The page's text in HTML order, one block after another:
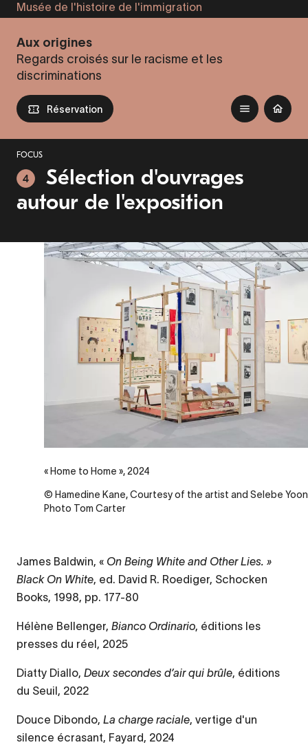
Aller
contenu
principal
Musée de l'histoire de l'immigration
Aux origines
Regards croisés sur le racisme et les
discriminations
Réservation
FOCUS
4
Sélection d'ouvrages
autour de l'exposition
« Home to Home », 2024
© Hamedine Kane, Courtesy of the artist and Selebe
Photo Tom Carter
James Baldwin, « On Being White and Other Lies. »
Black On White, ed. David R. Roediger, Schocken
Books, 1998, pp. 177-80
Hélène Bellenger, Bianco Ordinario, éditions les
presses du réel, 2025
Diatty Diallo, Deux secondes d’air qui brûle, éditions
du Seuil, 2022
Douce Dibondo, La charge raciale, vertige d'un
silence écrasant, Fayard, 2024